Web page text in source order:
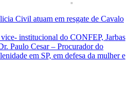
Civil atuam em resgate de Cavalo
institucional do CONFEP, Jarbas
Paulo Cesar – Procurador do
em SP, em defesa da mulher e